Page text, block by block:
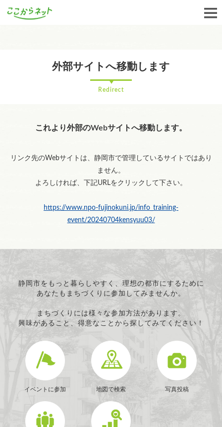
外部サイトへ移動します
Redirect
これより外部のWebサイトへ移動します。
リンク先のWebサイトは、静岡市で管理しているサイトではあり
ません。
よろしければ、下記URLをクリックして下さい。
https://www.npo-fujinokuni.jp/info_training-
event/20240704kensyuu03/
静岡市をもっと暮らしやすく、理想の都市にするために
あなたもまちづくりに参加してみませんか。
まちづくりには様々な参加方法があります。
興味があること、得意なことから探してみてください！
イベントに参加 地図で検索 写真投稿